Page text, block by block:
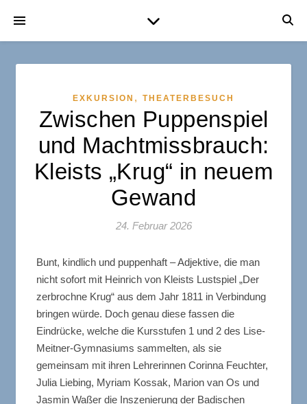
EXKURSION , THEATERBESUCH
Zwischen Puppenspiel
und Machtmissbrauch:
Kleists „Krug“ in neuem
Gewand
24. Februar 2026
Bunt, kindlich und puppenhaft – Adjektive, die man
nicht sofort mit Heinrich von Kleists Lustspiel „Der
zerbrochne Krug“ aus dem Jahr 1811 in Verbindung
bringen würde. Doch genau diese fassen die
Eindrücke, welche die Kursstufen 1 und 2 des Lise-
Meitner-Gymnasiums sammelten, als sie
gemeinsam mit ihren Lehrerinnen Corinna Feuchter,
Julia Liebing, Myriam Kossak, Marion van Os und
Jasmin Waßer die Inszenierung der Badischen